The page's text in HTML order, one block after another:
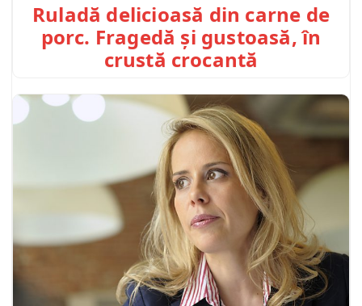
Ruladă delicioasă din carne de
porc. Fragedă și gustoasă, în
crustă crocantă